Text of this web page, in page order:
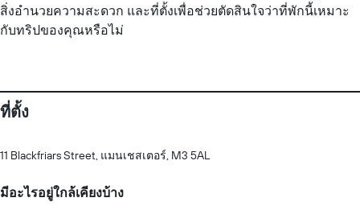
สิ่งอำนวยความสะดวก และที่ตั้งเพื่อช่วยตัดสินใจว่าที่พักนี้เหมาะ
กับทริปของคุณหรือไม่
ที่ตั้ง
11 Blackfriars Street, แมนเชสเตอร์, M3 5AL
มีอะไรอยู่ใกล้เคียงบ้าง